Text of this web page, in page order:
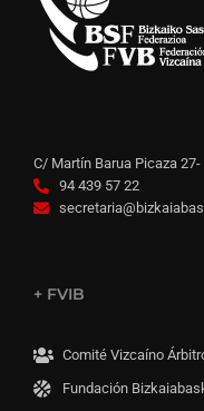
C/ Martín Barua Picaza
94 439 57 22
+ FVIB
Comité Vizcaíno
Fundación